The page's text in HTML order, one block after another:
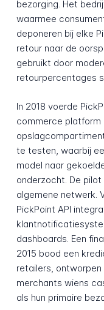
bezorging. Het
waarmee
deponeren bij elke
retour naar de
gebruikt door
retourpercentages
In 2018 voerde
commerce platform
te testen, waarbij
model naar
onderzocht. De
algemene netwerk.
PickPoint API
dashboards. Een
2015 bood een
retailers,
merchants wiens
als hun primaire